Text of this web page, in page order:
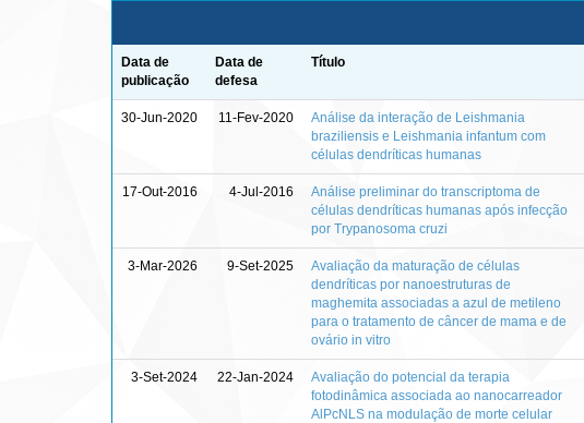
Data de
publicação
Data de
defesa
Título
30-Jun-2020 11-Fev-2020
Análise da interação de Leishmania
braziliensis e Leishmania infantum com
células dendríticas humanas
17-Out-2016 4-Jul-2016
Análise preliminar do transcriptoma de
células dendríticas humanas após infecção
por Trypanosoma cruzi
3-Mar-2026 9-Set-2025
Avaliação da maturação de células
dendríticas por nanoestruturas de
maghemita associadas a azul de metileno
para o tratamento de câncer de mama e de
ovário in vitro
3-Set-2024 22-Jan-2024
Avaliação do potencial da terapia
fotodinâmica associada ao nanocarreador
AlPcNLS na modulação de morte celular